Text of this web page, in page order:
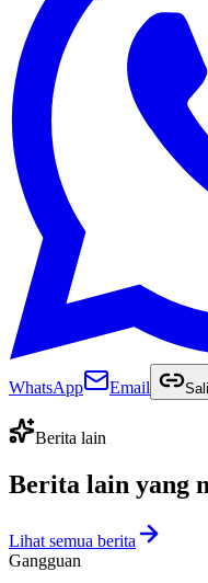
WhatsApp Email
Berita lain
Berita lain yang
Lihat semua berita
Gangguan